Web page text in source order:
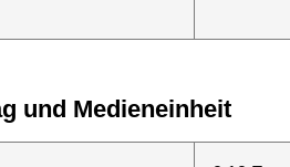
und Medieneinheit